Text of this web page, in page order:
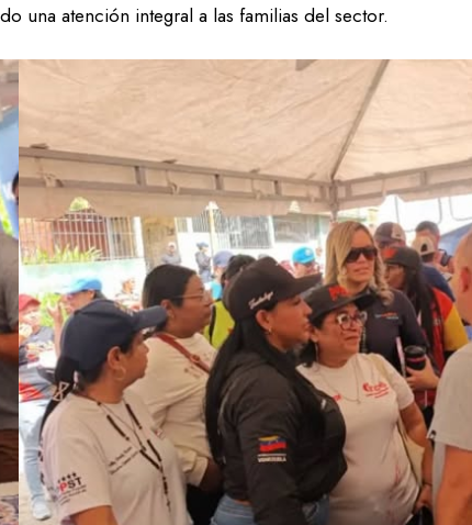
una atención integral a las familias del sector.